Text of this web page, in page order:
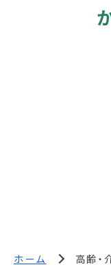
ホーム 高齢・